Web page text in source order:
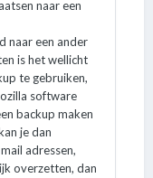
naar een
naar een ander
is het wellicht
te gebruiken,
software
backup maken
je dan
adressen,
overzetten, dan